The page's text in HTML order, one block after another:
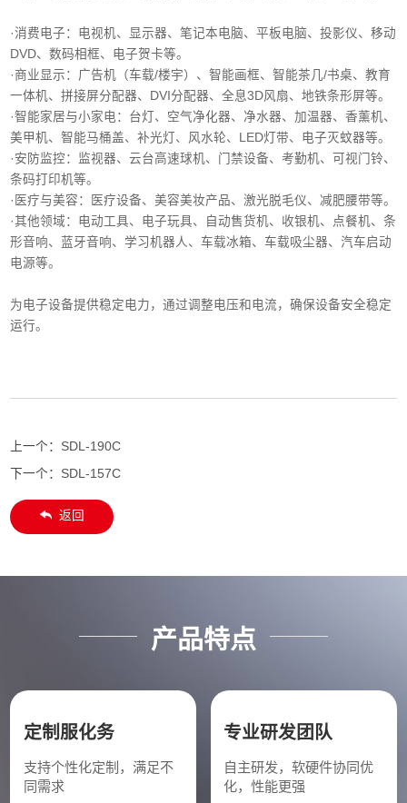
·消费电子‌：电视机、显示器、笔记本电脑、平板电脑、投影仪、移动
DVD、数码相框、电子贺卡等。
·商业显示‌：广告机（车载/楼宇）、智能画框、智能茶几/书桌、教育
一体机、拼接屏分配器、DVI分配器、全息3D风扇、地铁条形屏等。
·智能家居与小家电‌：台灯、空气净化器、净水器、加温器、香薰机、
美甲机、智能马桶盖、补光灯、风水轮、LED灯带、电子灭蚊器等。
‌·安防监控‌：监视器、云台高速球机、门禁设备、考勤机、可视门铃、
条码打印机等。
·医疗与美容‌：医疗设备、美容美妆产品、激光脱毛仪、减肥腰带等。
‌·其他领域‌：电动工具、电子玩具、自动售货机、收银机、点餐机、条
形音响、蓝牙音响、学习机器人、车载冰箱、车载吸尘器、汽车启动
电源等。
为电子设备提供稳定电力，通过调整电压和电流，确保设备安全稳定
运行。
上一个： SDL-190C
下一个： SDL-157C
返回
产品特点
定制服化务
支持个性化定制，满足不
同需求
专业研发团队
自主研发，软硬件协同优
化，性能更强